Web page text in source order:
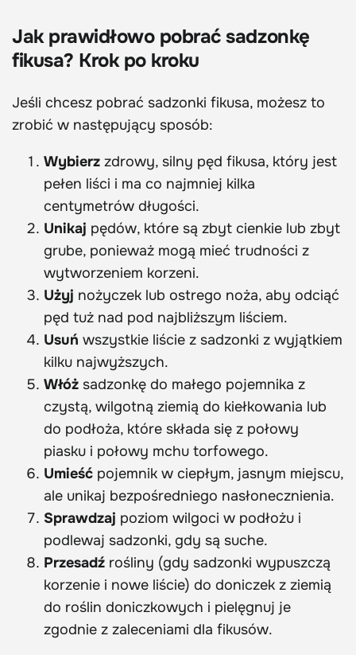
Jak prawidłowo pobrać sadzonkę
fikusa? Krok po kroku
Jeśli chcesz pobrać sadzonki fikusa, możesz to
zrobić w następujący sposób:
Wybierz zdrowy, silny pęd fikusa, który jest
pełen liści i ma co najmniej kilka
centymetrów długości.
Unikaj pędów, które są zbyt cienkie lub zbyt
grube, ponieważ mogą mieć trudności z
wytworzeniem korzeni.
Użyj nożyczek lub ostrego noża, aby odciąć
pęd tuż nad pod najbliższym liściem.
Usuń wszystkie liście z sadzonki z wyjątkiem
kilku najwyższych.
Włóż sadzonkę do małego pojemnika z
czystą, wilgotną ziemią do kiełkowania lub
do podłoża, które składa się z połowy
piasku i połowy mchu torfowego.
Umieść pojemnik w ciepłym, jasnym miejscu,
ale unikaj bezpośredniego nasłonecznienia.
Sprawdzaj poziom wilgoci w podłożu i
podlewaj sadzonki, gdy są suche.
Przesadź rośliny (gdy sadzonki wypuszczą
korzenie i nowe liście) do doniczek z ziemią
do roślin doniczkowych i pielęgnuj je
zgodnie z zaleceniami dla fikusów.